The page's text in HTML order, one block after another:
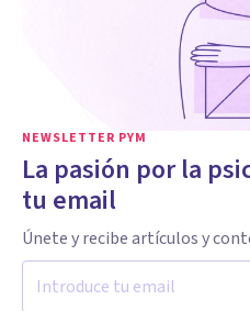
NEWSLETTER PYM
La pasión por la
tu email
Únete y recibe artículos y